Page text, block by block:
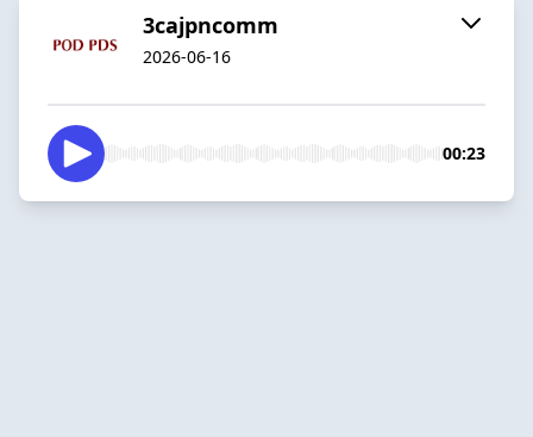
3cajpncomm
2026-06-16
00:23